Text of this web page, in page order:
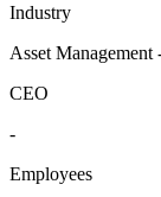
Industry
Asset Management
CEO
-
Employees